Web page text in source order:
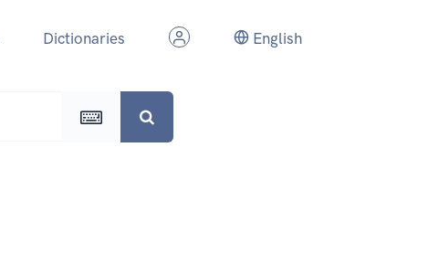
Dictionaries English